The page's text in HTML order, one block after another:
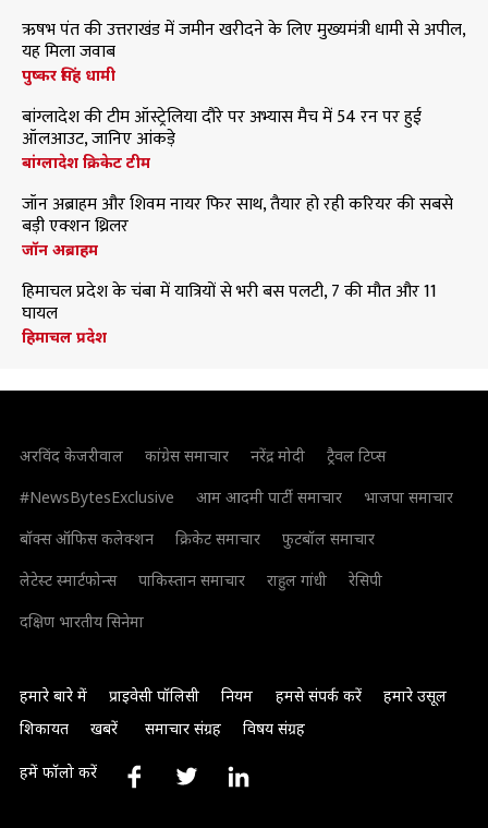
ऋषभ पंत की उत्तराखंड में जमीन खरीदने के लिए मुख्यमंत्री धामी से अपील,
यह मिला जवाब
पुष्कर सिंह धामी
बांग्लादेश की टीम ऑस्ट्रेलिया दौरे पर अभ्यास मैच में 54 रन पर हुई
ऑलआउट, जानिए आंकड़े
बांग्लादेश क्रिकेट टीम
जॉन अब्राहम और शिवम नायर फिर साथ, तैयार हो रही करियर की सबसे
बड़ी एक्शन थ्रिलर
जॉन अब्राहम
हिमाचल प्रदेश के चंबा में यात्रियों से भरी बस पलटी, 7 की मौत और 11
घायल
हिमाचल प्रदेश
अरविंद केजरीवाल कांग्रेस समाचार नरेंद्र मोदी
ट्रैवल टिप्स
#NewsBytesExclusive
आम आदमी पार्टी समाचार
भाजपा समाचार
बॉक्स ऑफिस कलेक्शन
क्रिकेट समाचार
फुटबॉल समाचार
लेटेस्ट स्मार्टफोन्स
पाकिस्तान समाचार राहुल गांधी
रेसिपी
दक्षिण भारतीय सिनेमा
हमारे बारे में प्राइवेसी पॉलिसी नियम हमसे संपर्क करें
हमारे उसूल
शिकायत
खबरें समाचार संग्रह विषय संग्रह
हमें फॉलो करें